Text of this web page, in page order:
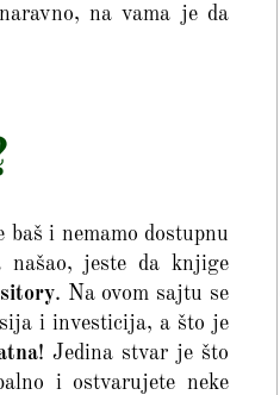
na vama je da
i nemamo dostupnu
jeste da knjige
. Na ovom sajtu se
i investicija, a što je
! Jedina stvar je što
i ostvarujete neke